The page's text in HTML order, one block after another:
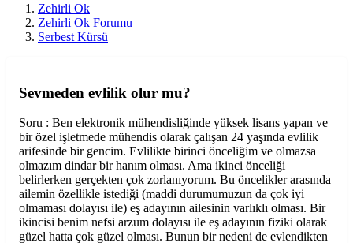
Zehirli Ok
Zehirli Ok Forumu
Serbest Kürsü
Sevmeden evlilik olur mu?
Soru : Ben elektronik mühendisliğinde yüksek lisans yapan ve
bir özel işletmede mühendis olarak çalışan 24 yaşında evlilik
arifesinde bir gencim. Evlilikte birinci önceliğim ve olmazsa
olmazım dindar bir hanım olması. Ama ikinci önceliği
belirlerken gerçekten çok zorlanıyorum. Bu öncelikler arasında
ailemin özellikle istediği (maddi durumumuzun da çok iyi
olmaması dolayısı ile) eş adayının ailesinin varlıklı olması. Bir
ikincisi benim nefsi arzum dolayısı ile eş adayının fiziki olarak
güzel hatta çok güzel olması. Bunun bir nedeni de evlendikten